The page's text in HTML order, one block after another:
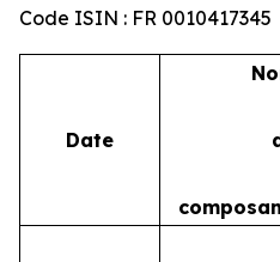
Code ISIN : FR 0010417345
Date